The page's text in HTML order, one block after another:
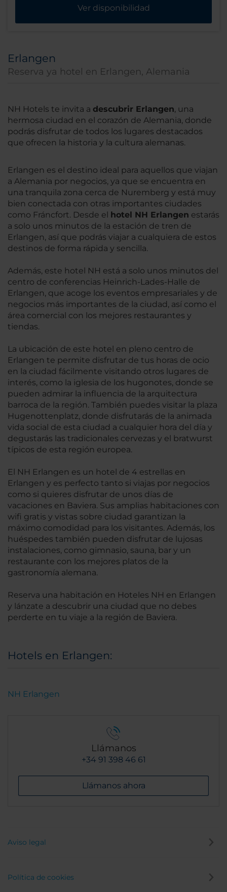
Ver disponibilidad
Erlangen
Reserva ya hotel en Erlangen, Alemania
NH Hotels te invita a descubrir Erlangen, una
hermosa ciudad en el corazón de Alemania, donde
podrás disfrutar de todos los lugares destacados
que ofrecen la historia y la cultura alemanas.
Erlangen es el destino ideal para aquellos que viajan
a Alemania por negocios, ya que se encuentra en
una tranquila zona cerca de Nuremberg y está muy
bien conectada con otras importantes ciudades
como Fráncfort. Desde el
hotel NH Erlangen estarás
a solo unos minutos de la estación de tren de
Erlangen, así que podrás viajar a cualquiera de estos
destinos de forma rápida y sencilla.
Además, este hotel NH está a solo unos minutos del
centro de conferencias Heinrich-Lades-Halle de
Erlangen, que acoge los eventos empresariales y de
negocios más importantes de la ciudad, así como el
área comercial con los mejores restaurantes y
tiendas.
La ubicación de este hotel en pleno centro de
Erlangen te permite disfrutar de tus horas de ocio
en la ciudad fácilmente visitando otros lugares de
interés, como la iglesia de los hugonotes, donde se
pueden admirar la influencia de la arquitectura
barroca de la región. También puedes visitar la plaza
Hugenottenplatz, donde disfrutarás de la animada
vida social de esta ciudad a cualquier hora del día y
degustarás las tradicionales cervezas y el bratwurst
típicos de esta región europea.
El NH Erlangen es un hotel de 4 estrellas en
Erlangen y es perfecto tanto si viajas por negocios
como si quieres disfrutar de unos días de
vacaciones en Baviera. Sus amplias habitaciones con
wifi gratis y vistas sobre ciudad garantizan la
máximo comodidad para los visitantes. Además, los
huéspedes también pueden disfrutar de lujosas
instalaciones, como gimnasio, sauna, bar y un
restaurante con los mejores platos de la
gastronomía alemana.
Reserva una habitación en Hoteles NH en Erlangen
y lánzate a descubrir una ciudad que no debes
perderte en tu viaje a la región de Baviera.
Hotels en Erlangen:
NH Erlangen
Llámanos
+34 91 398 46 61
Llámanos ahora
Aviso legal
Política de cookies